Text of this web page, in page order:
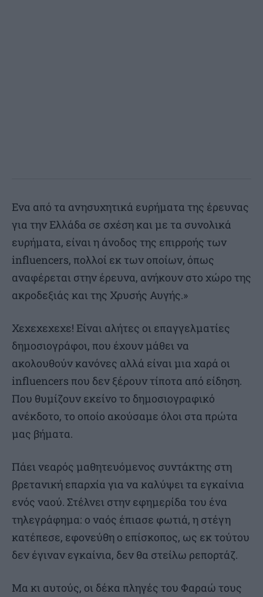
Ενα από τα ανησυχητικά ευρήματα της έρευνας
για την Ελλάδα σε σχέση και με τα συνολικά
ευρήματα, είναι η άνοδος της επιρροής των
influencers, πολλοί εκ των οποίων, όπως
αναφέρεται στην έρευνα, ανήκουν στο χώρο της
ακροδεξιάς και της Χρυσής Αυγής.»
Χεχεχεχεχε! Είναι αλήτες οι επαγγελματίες
δημοσιογράφοι, που έχουν μάθει να
ακολουθούν κανόνες αλλά είναι μια χαρά οι
influencers που δεν ξέρουν τίποτα από είδηση.
Που θυμίζουν εκείνο το δημοσιογραφικό
ανέκδοτο, το οποίο ακούσαμε όλοι στα πρώτα
μας βήματα.
Πάει νεαρός μαθητευόμενος συντάκτης στη
βρετανική επαρχία για να καλύψει τα εγκαίνια
ενός ναού. Στέλνει στην εφημερίδα του ένα
τηλεγράφημα: ο ναός έπιασε φωτιά, η στέγη
κατέπεσε, εφονεύθη ο επίσκοπος, ως εκ τούτου
δεν έγιναν εγκαίνια, δεν θα στείλω ρεπορτάζ.
Μα κι αυτούς, οι δέκα πληγές του Φαραώ τους